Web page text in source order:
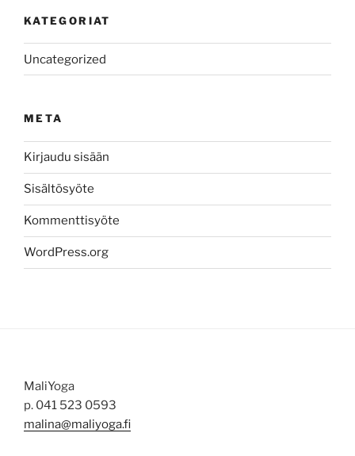
KATEGORIAT
Uncategorized
META
Kirjaudu sisään
Sisältösyöte
Kommenttisyöte
WordPress.org
MaliYoga
p. 041 523 0593
malina@maliyoga.fi